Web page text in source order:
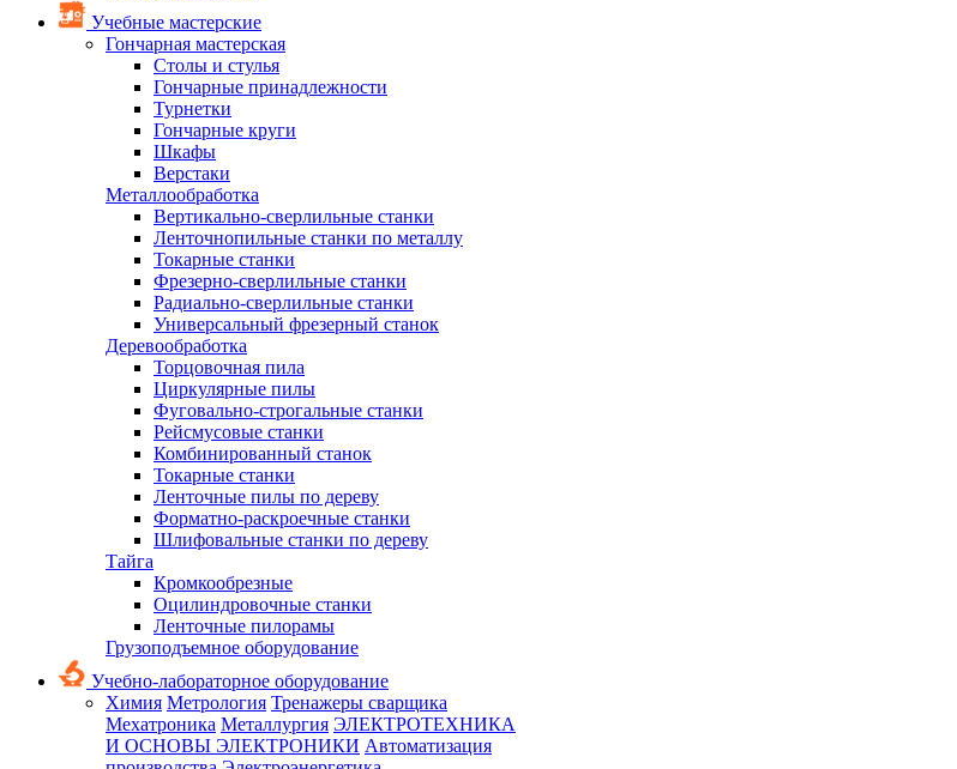
Учебные мастерские
Гончарная мастерская
Столы и стулья
Гончарные принадлежности
Турнетки
Гончарные круги
Шкафы
Верстаки
Металлообработка
Вертикально-сверлильные станки
Ленточнопильные станки по металлу
Токарные станки
Фрезерно-сверлильные станки
Радиально-сверлильные станки
Универсальный фрезерный станок
Деревообработка
Торцовочная пила
Циркулярные пилы
Фуговально-строгальные станки
Рейсмусовые станки
Комбинированный станок
Токарные станки
Ленточные пилы по дереву
Форматно-раскроечные станки
Шлифовальные станки по дереву
Тайга
Кромкообрезные
Оцилиндровочные станки
Ленточные пилорамы
Грузоподъемное оборудование
Учебно-лабораторное оборудование
Химия Метрология Тренажеры сварщика
Мехатроника Металлургия ЭЛЕКТРОТЕХНИКА
И ОСНОВЫ ЭЛЕКТРОНИКИ Автоматизация